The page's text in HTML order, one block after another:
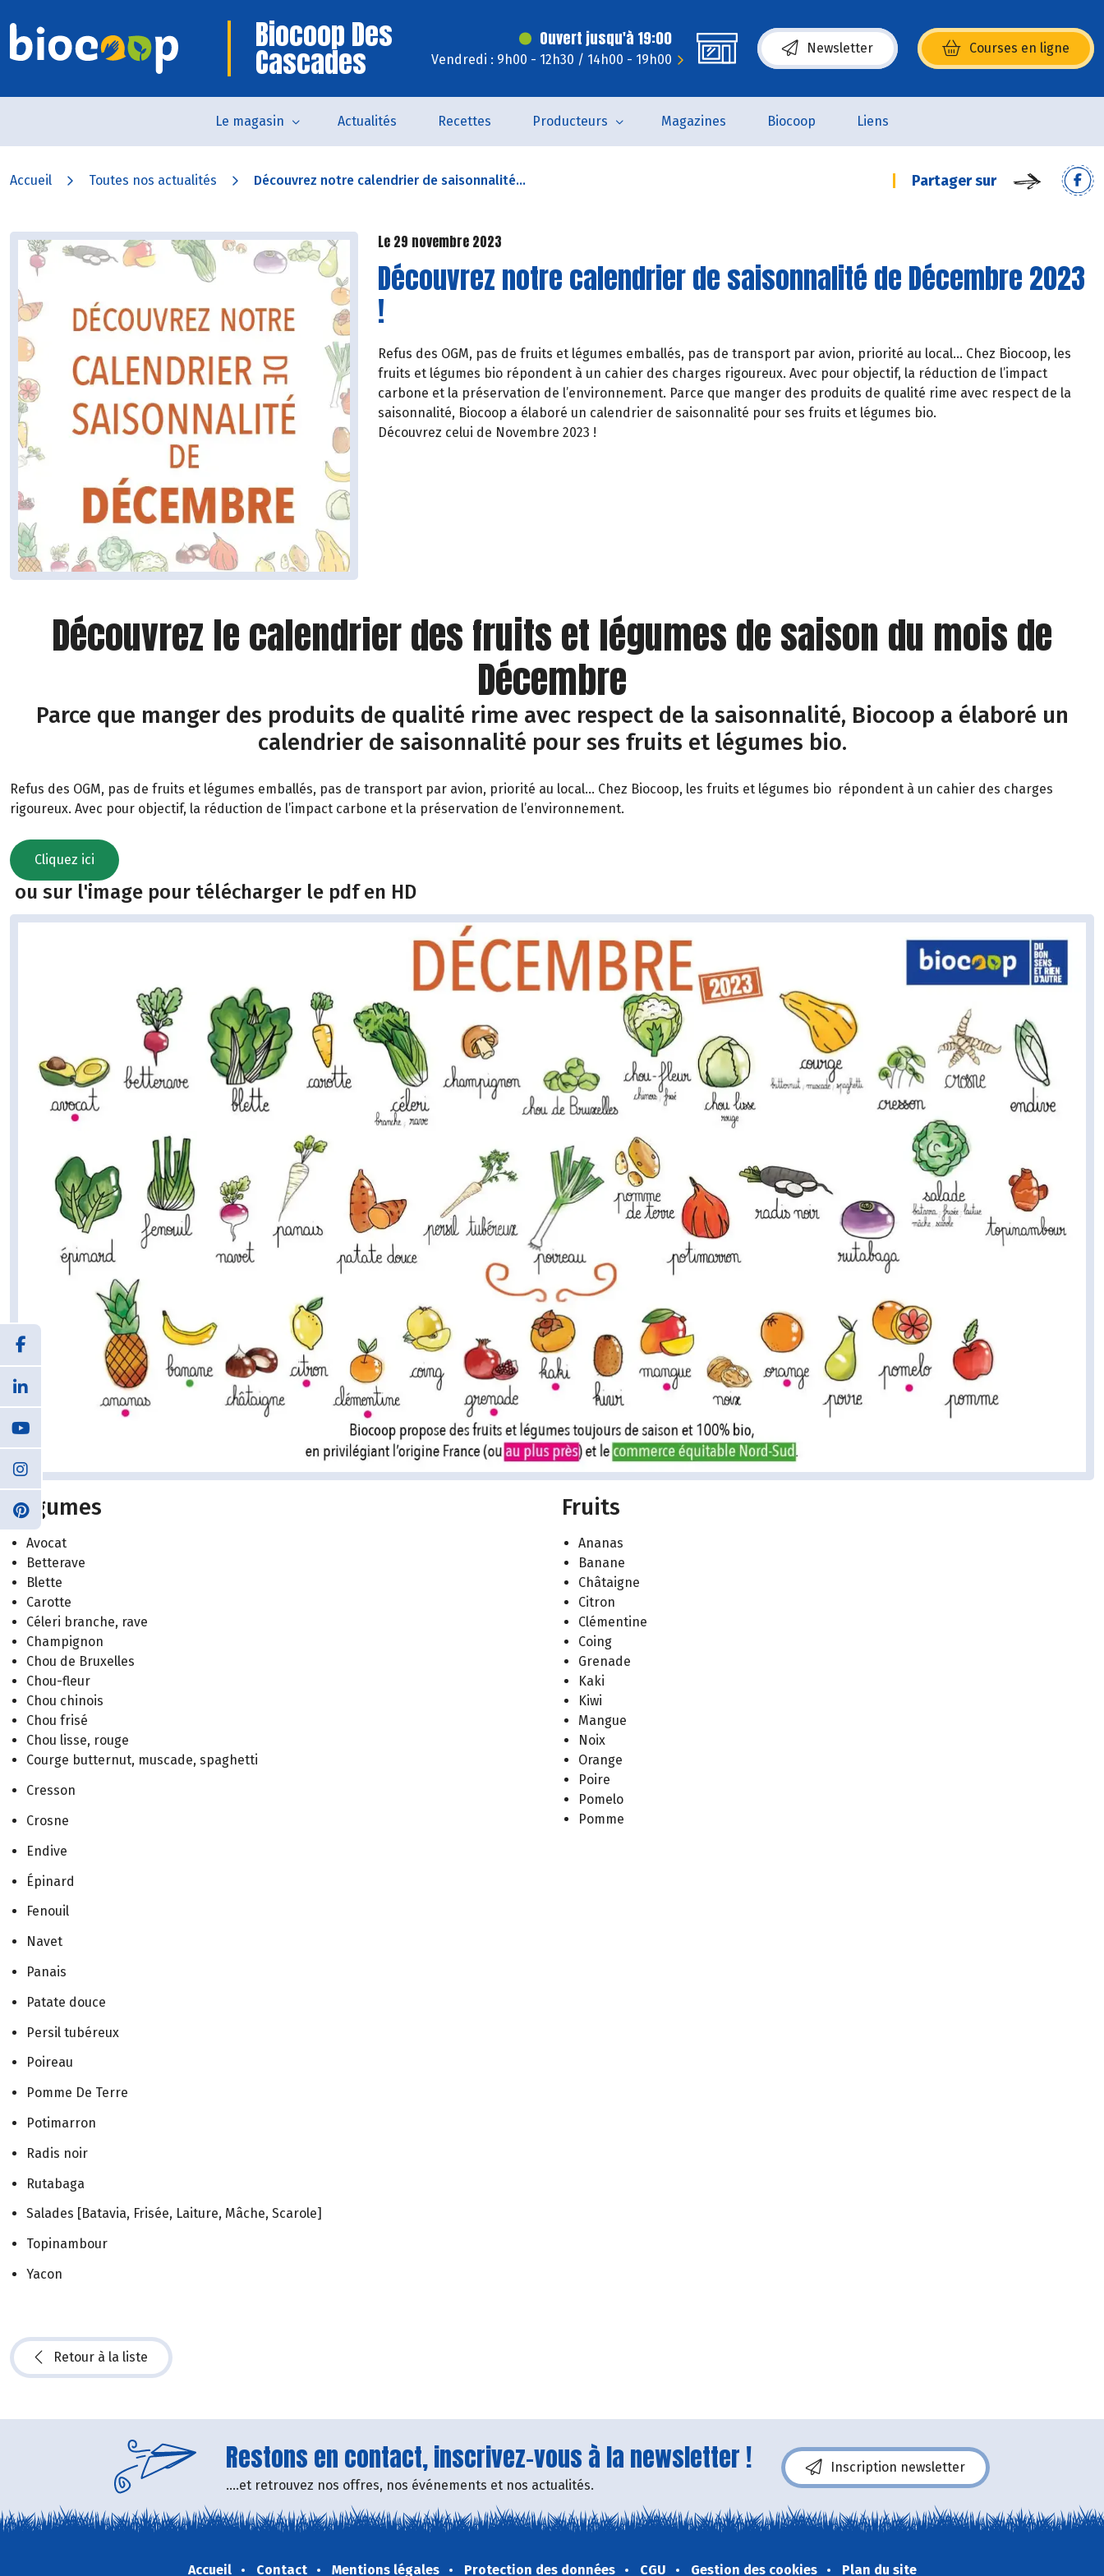
Biocoop Des
Cascades
Ouvert jusqu'à 19:00
Vendredi : 9h00 - 12h30 / 14h00 - 19h00
Newsletter Courses en ligne
(s’ouvre dans une nouvelle fenêtre)
Le magasin Actualités Recettes Producteurs Magazines Biocoop Liens
Accueil Toutes nos actualités Découvrez notre calendrier de saisonnalité... Partager sur
Le 29 novembre 2023
Découvrez notre calendrier de saisonnalité de Décembre 2023
!
Refus des OGM, pas de fruits et légumes emballés, pas de transport par avion, priorité au local… Chez Biocoop, les
fruits et légumes bio répondent à un cahier des charges rigoureux. Avec pour objectif, la réduction de l’impact
carbone et la préservation de l’environnement. Parce que manger des produits de qualité rime avec respect de la
saisonnalité, Biocoop a élaboré un calendrier de saisonnalité pour ses fruits et légumes bio.
Découvrez celui de Novembre 2023 !
Découvrez le calendrier des fruits et légumes de saison du mois de
Décembre
Parce que manger des produits de qualité rime avec respect de la saisonnalité, Biocoop a élaboré un
calendrier de saisonnalité pour ses fruits et légumes bio.
Refus des OGM, pas de fruits et légumes emballés, pas de transport par avion, priorité au local… Chez Biocoop, les fruits et légumes bio répondent à un cahier des charges
rigoureux. Avec pour objectif, la réduction de l’impact carbone et la préservation de l’environnement.
Cliquez ici
ou sur l'image pour télécharger le pdf en HD
Légumes
Avocat
Betterave
Blette
Carotte
Céleri branche, rave
Champignon
Chou de Bruxelles
Chou-fleur
Chou chinois
Chou frisé
Chou lisse, rouge
Courge butternut, muscade, spaghetti
Cresson
Crosne
Endive
Épinard
Fenouil
Navet
Panais
Patate douce
Persil tubéreux
Poireau
Pomme De Terre
Potimarron
Radis noir
Rutabaga
Salades [Batavia, Frisée, Laiture, Mâche, Scarole]
Topinambour
Yacon
Fruits
Ananas
Banane
Châtaigne
Citron
Clémentine
Coing
Grenade
Kaki
Kiwi
Mangue
Noix
Orange
Poire
Pomelo
Pomme
Retour à la liste
Restons en contact, inscrivez-vous à la newsletter !
....et retrouvez nos offres, nos événements et nos actualités.
Inscription newsletter
Accueil Contact Mentions légales Protection des données CGU Gestion des cookies Plan du site